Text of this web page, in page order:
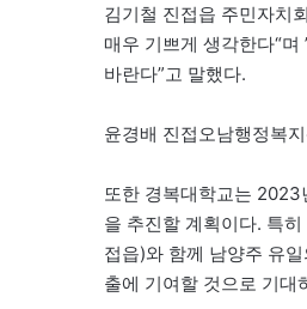
김기철 진접읍 주민자치
매우 기쁘게 생각한다“
바란다”고 말했다.
윤경배 진접오남행정복
또한 경복대학교는 2023
을 추진할 계획이다. 특
접읍)와 함께 남양주 유
출에 기여할 것으로 기대